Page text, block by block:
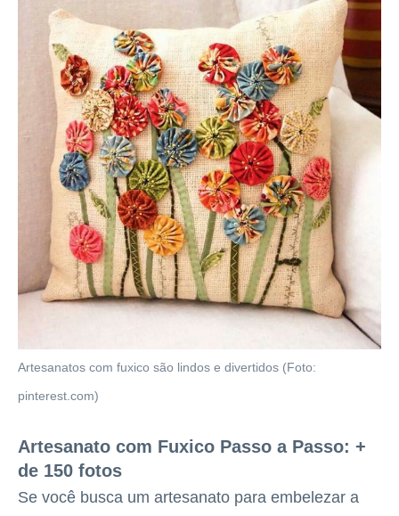
Artesanatos com fuxico são lindos e divertidos (Foto:
pinterest.com)
Artesanato com Fuxico Passo a Passo: +
de 150 fotos
Se você busca um artesanato para embelezar a